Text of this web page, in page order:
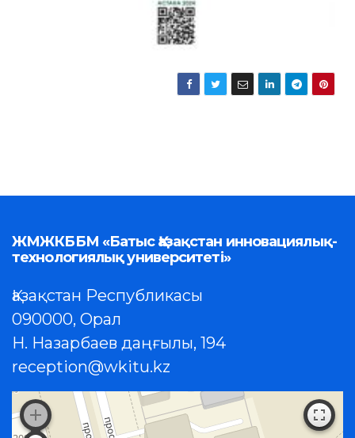
ЖМЖКББМ «Батыс Қазақстан инновациялық-
технологиялық университеті»
Қазақстан Республикасы
090000, Орал
Н. Назарбаев даңғылы, 194
reception@wkitu.kz